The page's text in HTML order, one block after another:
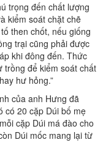
trọng đến chất lượng
kiểm soát chặt chẽ
then chốt, nếu giống
trại cũng phải được
khi đông đến. Thức
trồng để kiểm soát chất
hư hỏng.”
của anh Hưng đã
có 20 cặp Dúi bố mẹ
cặp Dúi má đào cho
Dúi mốc mang lại từ